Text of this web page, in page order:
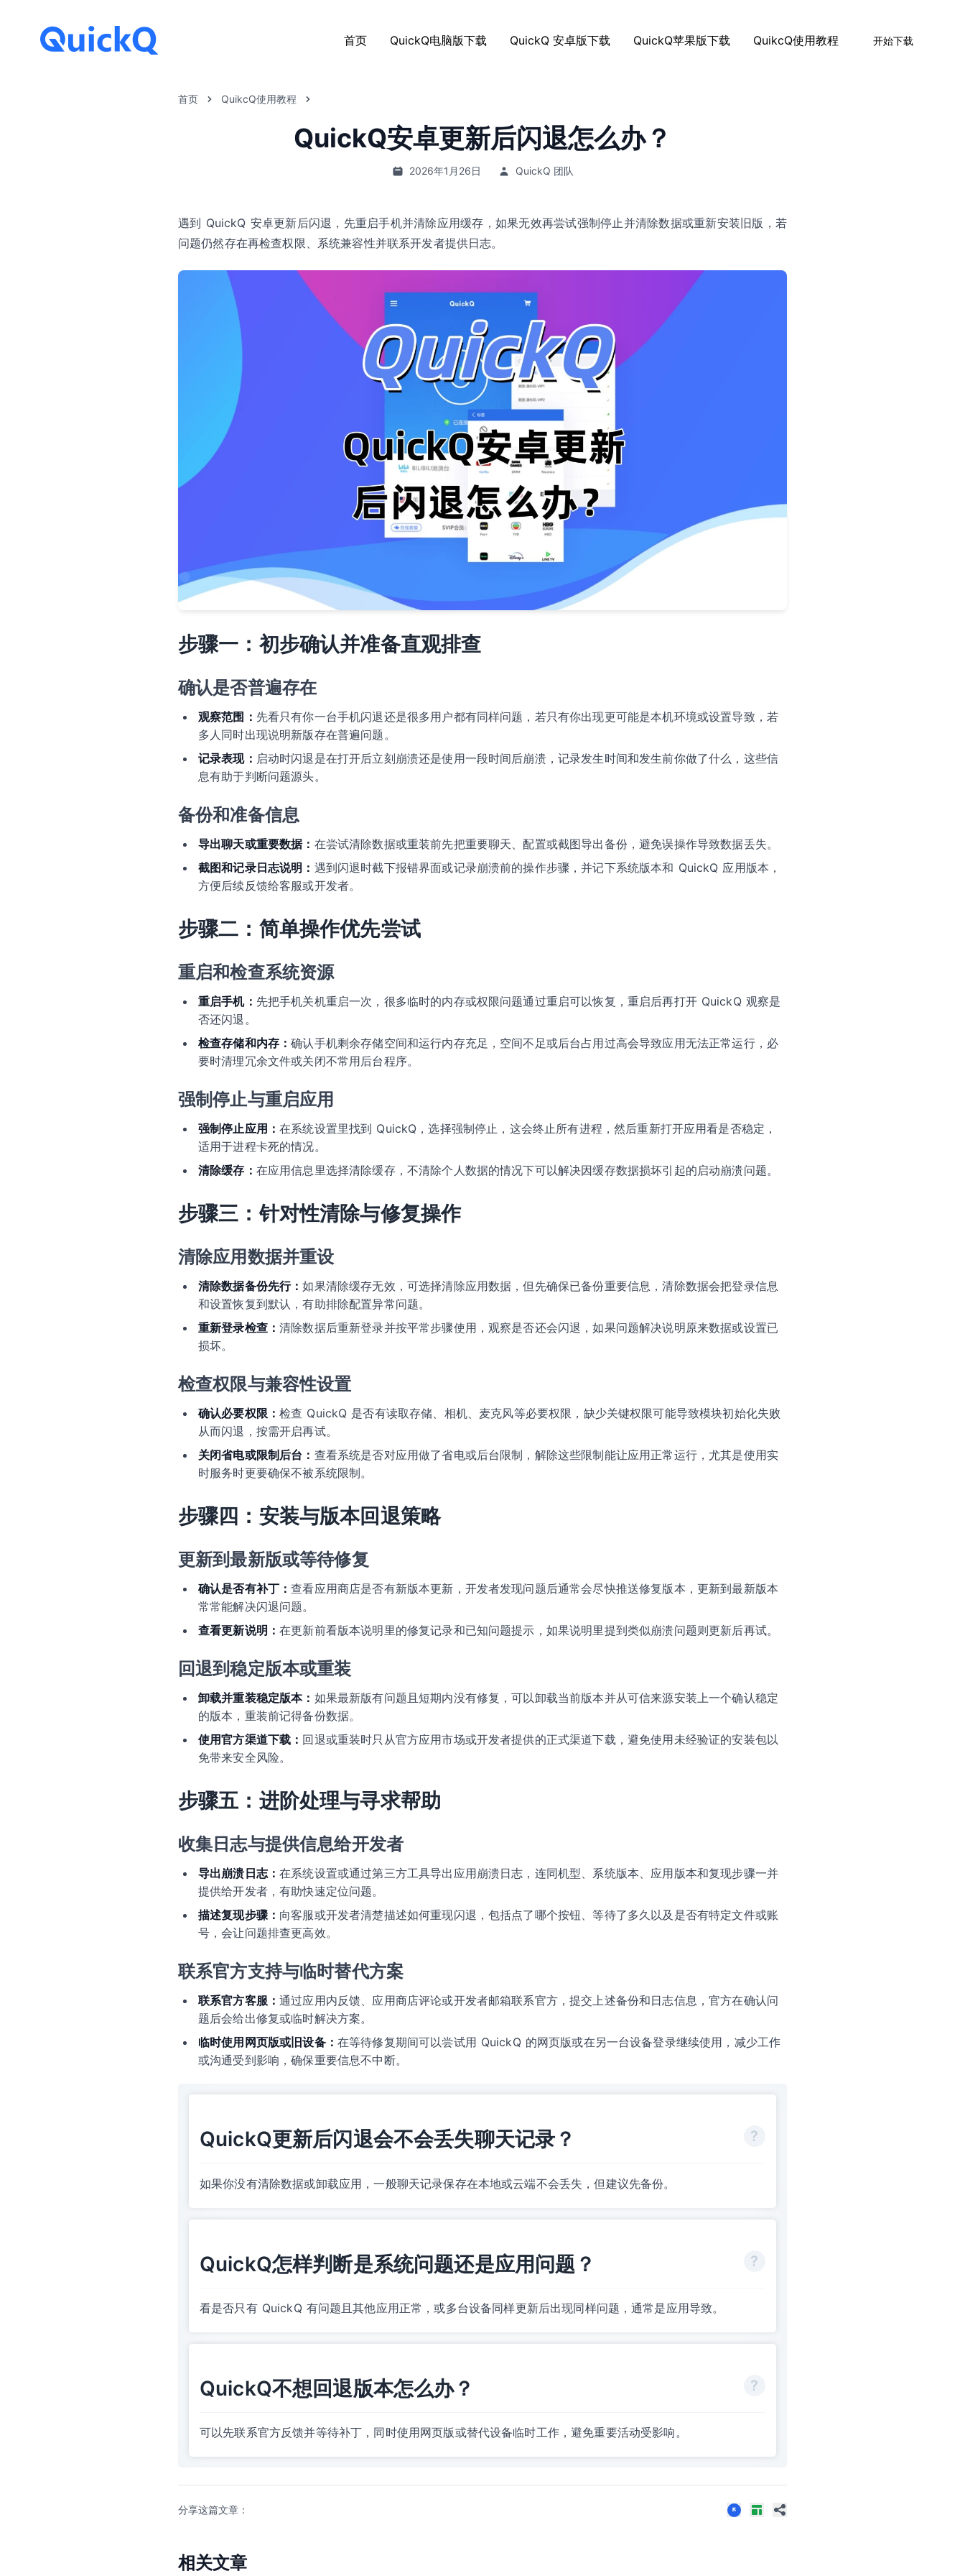
首页 QuickQ电脑版下载 QuickQ 安卓版下载 QuickQ苹果版下载 QuikcQ使用教程 开始下载
首页 QuikcQ使用教程
QuickQ安卓更新后闪退怎么办？
2026年1月26日 QuickQ 团队
遇到 QuickQ 安卓更新后闪退，先重启手机并清除应用缓存，如果无效再尝试强制停止并清除数据或重新安装旧版，若
问题仍然存在再检查权限、系统兼容性并联系开发者提供日志。
步骤一：初步确认并准备直观排查
确认是否普遍存在
观察范围： 先看只有你一台手机闪退还是很多用户都有同样问题，若只有你出现更可能是本机环境或设置导致，若
多人同时出现说明新版存在普遍问题。
记录表现： 启动时闪退是在打开后立刻崩溃还是使用一段时间后崩溃，记录发生时间和发生前你做了什么，这些信
息有助于判断问题源头。
备份和准备信息
导出聊天或重要数据： 在尝试清除数据或重装前先把重要聊天、配置或截图导出备份，避免误操作导致数据丢失。
截图和记录日志说明： 遇到闪退时截下报错界面或记录崩溃前的操作步骤，并记下系统版本和 QuickQ 应用版本，
方便后续反馈给客服或开发者。
步骤二：简单操作优先尝试
重启和检查系统资源
重启手机： 先把手机关机重启一次，很多临时的内存或权限问题通过重启可以恢复，重启后再打开 QuickQ 观察是
否还闪退。
检查存储和内存：确认手机剩余存储空间和运行内存充足，空间不足或后台占用过高会导致应用无法正常运行，必
要时清理冗余文件或关闭不常用后台程序。
强制停止与重启应用
强制停止应用：在系统设置里找到 QuickQ，选择强制停止，这会终止所有进程，然后重新打开应用看是否稳定，
适用于进程卡死的情况。
清除缓存： 在应用信息里选择清除缓存，不清除个人数据的情况下可以解决因缓存数据损坏引起的启动崩溃问题。
步骤三：针对性清除与修复操作
清除应用数据并重设
清除数据备份先行：如果清除缓存无效，可选择清除应用数据，但先确保已备份重要信息，清除数据会把登录信息
和设置恢复到默认，有助排除配置异常问题。
重新登录检查：清除数据后重新登录并按平常步骤使用，观察是否还会闪退，如果问题解决说明原来数据或设置已
损坏。
检查权限与兼容性设置
确认必要权限：检查 QuickQ 是否有读取存储、相机、麦克风等必要权限，缺少关键权限可能导致模块初始化失败
从而闪退，按需开启再试。
关闭省电或限制后台： 查看系统是否对应用做了省电或后台限制，解除这些限制能让应用正常运行，尤其是使用实
时服务时更要确保不被系统限制。
步骤四：安装与版本回退策略
更新到最新版或等待修复
确认是否有补丁：查看应用商店是否有新版本更新，开发者发现问题后通常会尽快推送修复版本，更新到最新版本
常常能解决闪退问题。
查看更新说明：在更新前看版本说明里的修复记录和已知问题提示，如果说明里提到类似崩溃问题则更新后再试。
回退到稳定版本或重装
卸载并重装稳定版本： 如果最新版有问题且短期内没有修复，可以卸载当前版本并从可信来源安装上一个确认稳定
的版本，重装前记得备份数据。
使用官方渠道下载： 回退或重装时只从官方应用市场或开发者提供的正式渠道下载，避免使用未经验证的安装包以
免带来安全风险。
步骤五：进阶处理与寻求帮助
收集日志与提供信息给开发者
导出崩溃日志：在系统设置或通过第三方工具导出应用崩溃日志，连同机型、系统版本、应用版本和复现步骤一并
提供给开发者，有助快速定位问题。
描述复现步骤： 向客服或开发者清楚描述如何重现闪退，包括点了哪个按钮、等待了多久以及是否有特定文件或账
号，会让问题排查更高效。
联系官方支持与临时替代方案
联系官方客服：通过应用内反馈、应用商店评论或开发者邮箱联系官方，提交上述备份和日志信息，官方在确认问
题后会给出修复或临时解决方案。
临时使用网页版或旧设备： 在等待修复期间可以尝试用 QuickQ 的网页版或在另一台设备登录继续使用，减少工作
或沟通受到影响，确保重要信息不中断。
QuickQ更新后闪退会不会丢失聊天记录？
如果你没有清除数据或卸载应用，一般聊天记录保存在本地或云端不会丢失，但建议先备份。
QuickQ怎样判断是系统问题还是应用问题？
看是否只有 QuickQ 有问题且其他应用正常，或多台设备同样更新后出现同样问题，通常是应用导致。
QuickQ不想回退版本怎么办？
可以先联系官方反馈并等待补丁，同时使用网页版或替代设备临时工作，避免重要活动受影响。
分享这篇文章：
相关文章